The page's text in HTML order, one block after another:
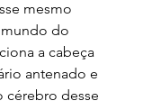
mesmo
do
a cabeça
antenado e
cérebro desse